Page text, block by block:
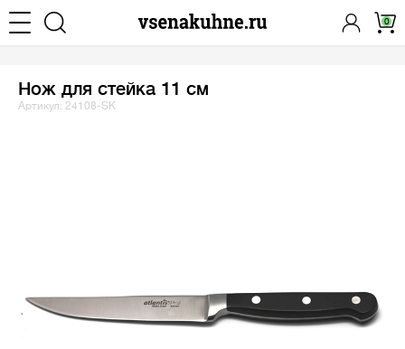
0
Нож для стейка 11 см
Артикул: 24108-SK